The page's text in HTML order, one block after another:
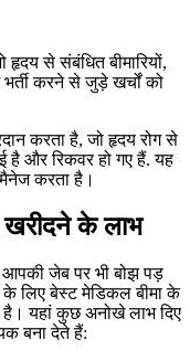
हृदय से संबंधित बीमारियों,
भर्ती करने से जुड़े खर्चों को
करता है, जो हृदय रोग से
है और रिकवर हो गए हैं. यह
करता है।
खरीदने के लाभ
आपकी जेब पर भी बोझ पड़
के लिए बेस्ट मेडिकल बीमा के
है। यहां कुछ अनोखे लाभ दिए
बना देते हैं: